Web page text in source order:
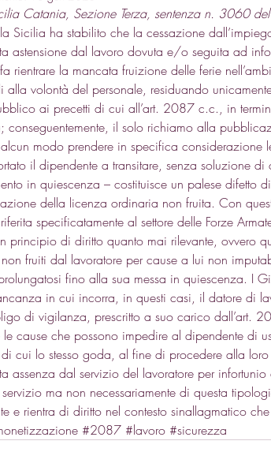
Catania, Sezione Terza, sentenza n. 3060
Sicilia ha stabilito che la cessazione
astensione dal lavoro dovuta e/o seguita ad
rientrare la mancata fruizione delle ferie
alla volontà del personale, residuando
ai precetti di cui all’art. 2087 c.c., in
conseguentemente, il solo richiamo alla
modo prendere in specifica
il dipendente a transitare, senza soluzione
in quiescenza – costituisce un palese difetto
della licenza ordinaria non fruita. Con
specificatamente al settore delle Forze
principio di diritto quanto mai rilevante, ovvero
non fruiti dal lavoratore per cause a lui non
fino alla sua messa in quiescenza. I
in cui incorra, in questi casi, il datore di
di vigilanza, prescritto a suo carico dall’art.
le cause che possono impedire al dipendente di
di cui lo stesso goda, al fine di procedere alla
assenza dal servizio del lavoratore per
ma non necessariamente di questa
e rientra di diritto nel contesto sinallagmatico
#2087 #lavoro #sicurezza